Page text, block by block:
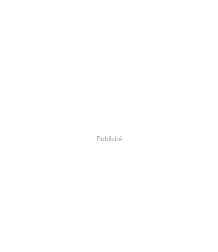
Publicité